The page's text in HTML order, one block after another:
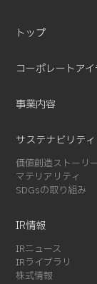
2025-02 (3)
2024-12 (4)
2024-10 (7)
2024-07 (1)
2024-03 (2)
2024-02 (3)
2024-01 (1)
2023-12 (2)
2023-07 (2)
2023-06 (2)
トップ
コーポレートア
事業内容
サステナビリティ
価値創造ストーリ
マテリアリティ
SDGsの取り組み
IR情報
IRニュース
IRライブラリ
株式情報